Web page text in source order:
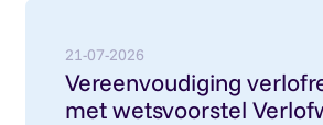
21-07-2026
Vereenvoudiging
met wetsvoorstel